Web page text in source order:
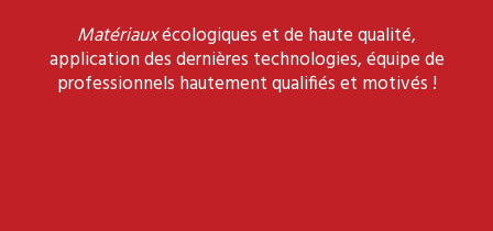
Matériauxécologiques et de haute qualité,
application des dernières technologies, équipe de
professionnels hautement qualifiés et motivés !